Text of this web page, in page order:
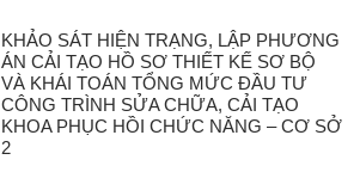
KHẢO SÁT HIỆN TRẠNG, LẬP PHƯƠNG
ÁN CẢI TẠO HỒ SƠ THIẾT KẾ SƠ BỘ
VÀ KHÁI TOÁN TỔNG MỨC ĐẦU TƯ
CÔNG TRÌNH SỬA CHỮA, CẢI TẠO
KHOA PHỤC HỒI CHỨC NĂNG – CƠ SỞ
2